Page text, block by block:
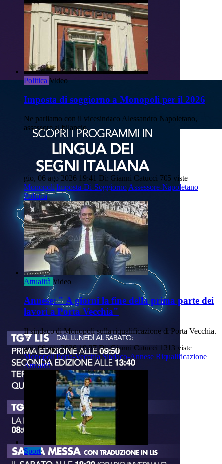
Politica Video
Imposta di soggiorno a Monopoli per il 2026
Ne parliamo con il vicesindaco Alessandro Napoletano,
assessore al bilancio.
gio, 06 ago 2026 19:41 Di: Gianni Catucci 705 viste
Monopoli Imposta-Di-Soggiorno Assessore-Napoletano
Politica
Attualità Video
Annese: " A giorni la fine della prima parte dei
lavori a Porta Vecchia"
Il sindaco di Monopoli sulla riqualificazione di Porta Vecchia.
gio, 06 ago 2026 19:37 Di: Gianni Catucci 1313 viste
Monopoli Porta-Vecchia Sindaco-Annese Riqualificazione
Attualità
Sport